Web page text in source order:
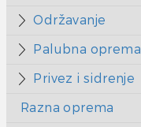
Održavanje
Palubna oprema
Privez i sidrenje
Razna oprema